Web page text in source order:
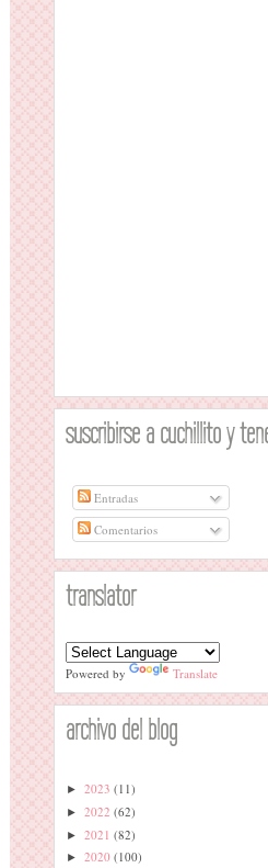
suscribirse a cuchillito y
Entradas
Comentarios
translator
Powered by Translate
archivo del blog
► 2023 (11)
► 2022 (62)
► 2021 (82)
► 2020 (100)